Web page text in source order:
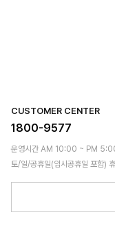
CUSTOMER CENTER
1800-9577
운영시간 AM 10:00 ~ PM
토/일/공휴일(임시공휴일 포함)